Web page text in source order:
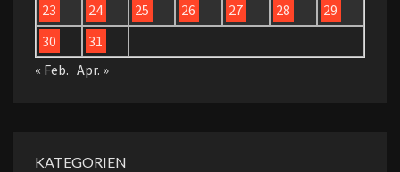
23
24 25 26 27 28
29
30
31
« Feb. Apr. »
KATEGORIEN